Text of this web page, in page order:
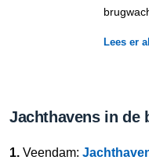
Lees er
Jachthavens in de
1. Veendam: